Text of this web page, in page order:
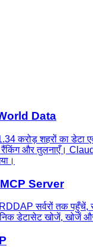
Data
करोड़ शहरों का
रैंकिंग और तुलनाएँ।
Server
सर्वरों तक पहुँचें,
डेटासेट खोजें, खोजें